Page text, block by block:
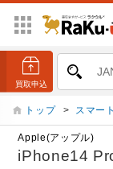
トップ > スマー
Apple(アップル)
iPhone14